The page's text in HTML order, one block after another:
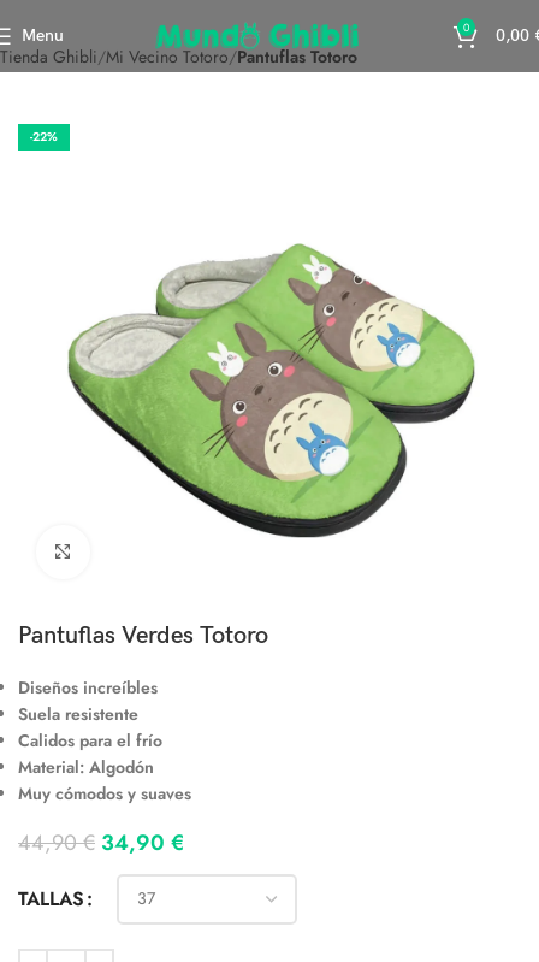
Menu 0 0,00
Tienda Ghibli Mi Vecino Totoro Pantuflas Totoro
-22%
Pantuflas Verdes Totoro
Diseños increíbles
Suela resistente
Calidos para el frío
Material: Algodón
Muy cómodos y suaves
44,90€ 34,90 €
TALLAS